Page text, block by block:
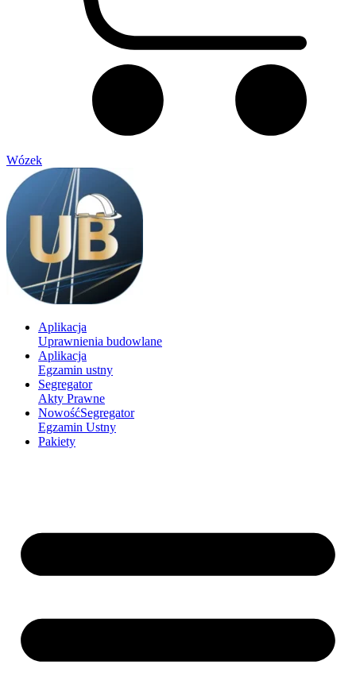
Wózek
Aplikacja
Uprawnienia budowlane
Aplikacja
Egzamin ustny
Segregator
Akty Prawne
NowośćSegregator
Egzamin Ustny
Pakiety